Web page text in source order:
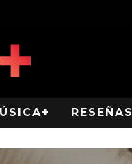
RESEÑAS